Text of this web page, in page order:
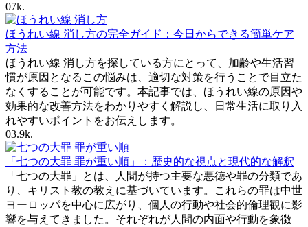
07k.
ほうれい線 消し方の完全ガイド：今日からできる簡単ケア
方法
ほうれい線 消し方を探している方にとって、加齢や生活習
慣が原因となるこの悩みは、適切な対策を行うことで目立た
なくすることが可能です。本記事では、ほうれい線の原因や
効果的な改善方法をわかりやすく解説し、日常生活に取り入
れやすいポイントをお伝えします。
03.9k.
「七つの大罪 罪が重い順」：歴史的な視点と現代的な解釈
「七つの大罪」とは、人間が持つ主要な悪徳や罪の分類であ
り、キリスト教の教えに基づいています。これらの罪は中世
ヨーロッパを中心に広がり、個人の行動や社会的倫理観に影
響を与えてきました。それぞれが人間の内面や行動を象徴